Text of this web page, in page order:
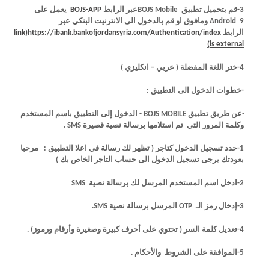
3-قم بتحميل تطبيق BOJS Mobile عبر الرابط BOJS-APP
يعمل على
Android 9ومافوق او قم بالدخول الى الانترنيت البنكي عبر
الرابط https://ibank.bankofjordansyria.com/Authentication/index
(
link
is external
)
(link is external)
4-ختر اللغة المفضلة ( عربي – انكليزي )
-خطوات الدخول الى التطبيق :
·عن طريق تطبيق BOJS MOBILE - الدخول إلى التطبيق باسم المستخدم
وكلمة المرور التي تم استلامها برسالة نصية قصيرة SMS
.
1-حدد تسجيل الدخول كتاجر ( تظهر لك رسالة في اعلا التطبيق : مرحبا
بعودتك يرجى تسجيل الدخول الى حساب التاجر الخاص بك )
2-ادخل اسم المستخدم المرسل لك برسالة نصية SMS
3-إدخال رمز الـ OTPالمرسل برسالة نصية .SMS
4-تعديل كلمة السر ( تحتوي على أحرف كبيرة وصغيرة وأرقام ورموز) .
5-الموافقة على الشروط والأحكام .